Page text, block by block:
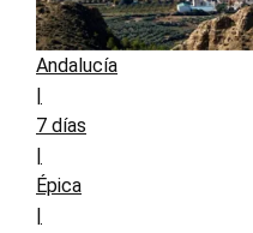
Andalucía
|
7 días
|
Épica
|